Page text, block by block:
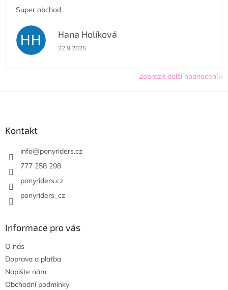
Super obchod
HH Hana Holíková
Hodnocení obchodu je 5 z 5 hvězdiček.
22.9.2025
Zobrazit další hodnocení
Kontakt
info@ponyriders.cz
777 258 298
ponyriders.cz
ponyriders_cz
Informace pro vás
O nás
Doprava a platba
Napište nám
Obchodní podmínky